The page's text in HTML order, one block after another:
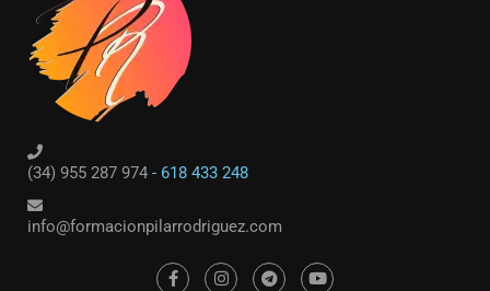
(34) 955 287 974 - 618 433 248
info@formacionpilarrodriguez.com